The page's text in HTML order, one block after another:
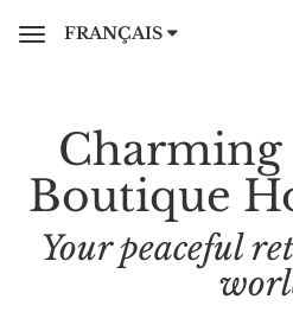
ToggleFRANÇAIS
Charming
Boutique
Your peaceful